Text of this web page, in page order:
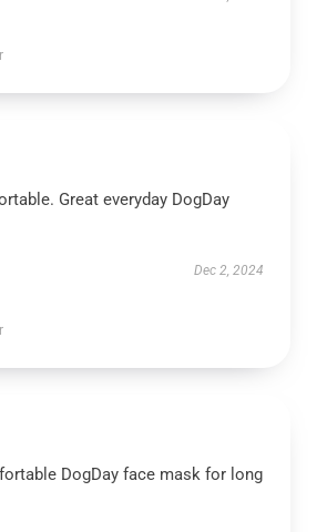
Great everyday DogDay
Dec 2, 2024
DogDay face mask for long